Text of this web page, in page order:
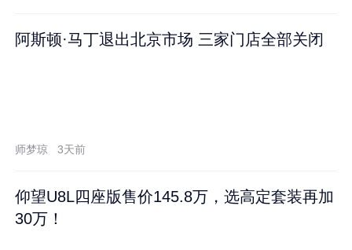
阿斯顿·马丁退出北京市场 三家门店全部关闭
师梦琼 3天前
仰望U8L四座版售价145.8万，选高定套装再加
30万！